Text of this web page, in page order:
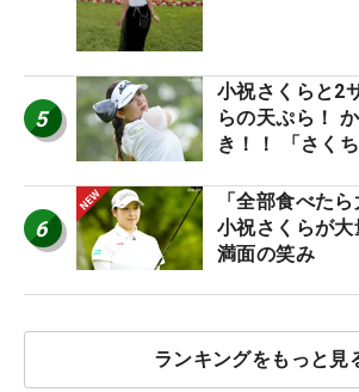
5
小祝さくらと2
らの天ぷら！
き！！ 「さく
6
「全部食べた
小祝さくらが
満面の笑み
ランキングをもっと見